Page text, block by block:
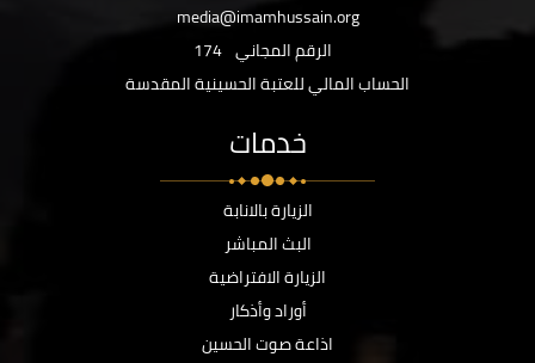
media@imamhussain.org
الرقم المجاني 174
الحساب المالي للعتبة الحسينية المقدسة
خدمات
الزيارة بالانابة
البث المباشر
الزيارة الافتراضية
أوراد وأذكار
اذاعة صوت الحسين